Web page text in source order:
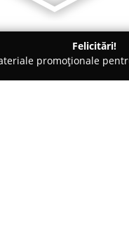
Felicitări!
promoționale